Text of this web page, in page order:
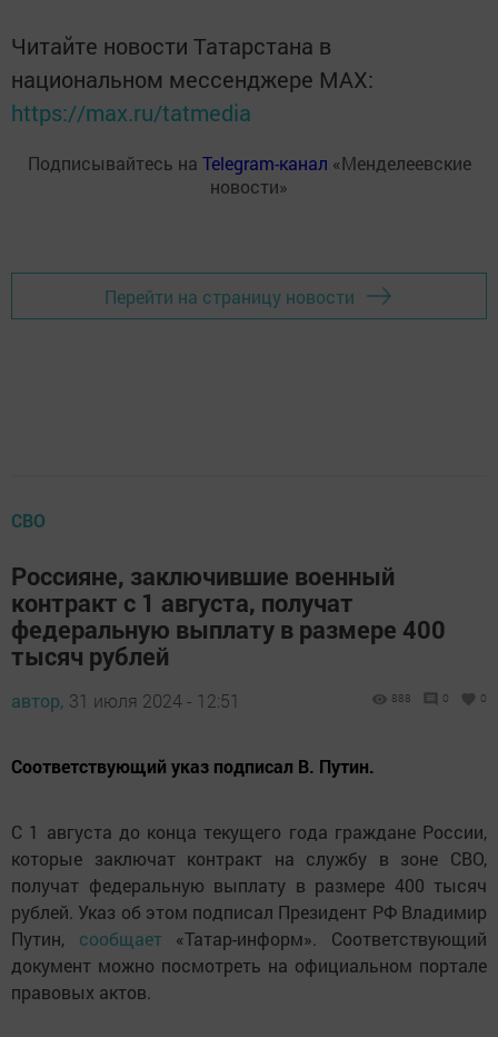
Читайте новости Татарстана в
национальном мессенджере MАХ:
https://max.ru/tatmedia
Подписывайтесь на Telegram-канал «Менделеевские
новости»
Перейти на страницу новости
СВО
Россияне, заключившие военный
контракт с 1 августа, получат
федеральную выплату в размере 400
тысяч рублей
автор, 31 июля 2024 - 12:51 888 0 0
Соответствующий указ подписал В. Путин.
С 1 августа до конца текущего года граждане России,
которые заключат контракт на службу в зоне СВО,
получат федеральную выплату в размере 400 тысяч
рублей. Указ об этом подписал Президент РФ Владимир
Путин, сообщает «Татар-информ». Соответствующий
документ можно посмотреть на официальном портале
правовых актов.